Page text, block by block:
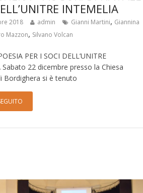
INTEMELIA
2018 admin Gianni Martini, Giannina
Mazzon, Silvano Volcan
PER I SOCI DELL’UNITRE
Sabato 22 dicembre presso la Chiesa
Bordighera si è tenuto